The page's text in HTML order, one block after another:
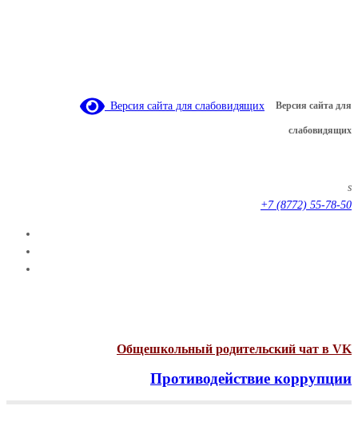
Версия сайта для слабовидящих Версия сайта для
слабовидящих
s
+7 (8772) 55-78-50
Общешкольный родительский чат в VK
Противодействие коррупции